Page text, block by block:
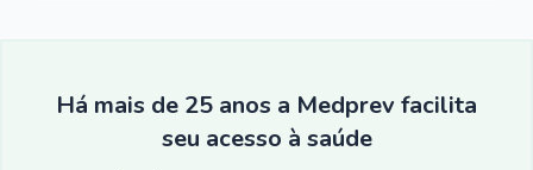
Há mais de 25 anos a Medprev facilita
seu acesso à saúde